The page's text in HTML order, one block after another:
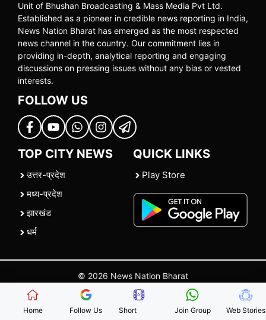
Unit of Bhushan Broadcasting & Mass Media Pvt Ltd.
Established as a pioneer in credible news reporting in India,
News Nation Bharat has emerged as the most respected
news channel in the country. Our commitment lies in
providing in-depth, analytical reporting and engaging
discussions on pressing issues without any bias or vested
interests.
FOLLOW US
TOP CITY NEWS
उत्तर-प्रदेश
मध्य-प्रदेश
झारखंड
धर्म
QUICK LINKS
Play Store
© 2026 News Nation Bharat
Home| |Contact Us |Policies Terms and Conditions
Home Follow Us Short Join Group Web Stories